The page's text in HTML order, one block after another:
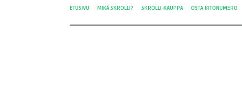
ETUSIVU MIKÄ SKROLLI? SKROLLI-KAUPPA OSTA IRTONUMERO